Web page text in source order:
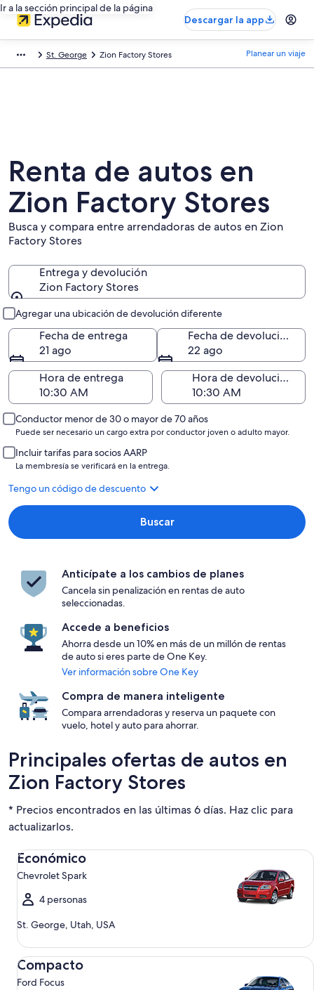
Ir a la sección principal de la página
Descargar la app
St. George Zion Factory Stores Planear un viaje
Renta de autos en
Zion Factory Stores
Busca y compara entre arrendadoras de autos en Zion
Factory Stores
Entrega y devolución
Zion Factory Stores
Agregar una ubicación de devolución diferente
Fecha de entrega
21 ago
Fecha de devolución
22 ago
Hora de entrega
Hora de devolución
Conductor menor de 30 o mayor de 70 años
Puede ser necesario un cargo extra por conductor joven o adulto mayor.
Incluir tarifas para socios AARP
La membresía se verificará en la entrega.
Tengo un código de descuento
Buscar
Anticípate a los cambios de planes
Cancela sin penalización en rentas de auto
seleccionadas.
Accede a beneficios
Ahorra desde un 10% en más de un millón de rentas
de auto si eres parte de One Key.
Ver información sobre One Key
Compra de manera inteligente
Compara arrendadoras y reserva un paquete con
vuelo, hotel y auto para ahorrar.
Principales ofertas de autos en
Zion Factory Stores
* Precios encontrados en las últimas 6 días. Haz clic para
actualizarlos.
Económico
Chevrolet Spark
4 personas
St. George, Utah, USA
Económico Chevrolet Spark
Compacto
Ford Focus
Compacto Ford Focus